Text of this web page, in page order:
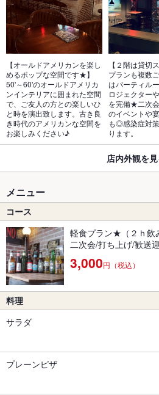
【オールドアメリカンを楽し
めるポップな空間です★】
50'～60'のオールドアメリカ
ンインテリアに囲まれた空間
で、ご友人の方との楽しいひ
と時を演出致します。古き良
き時代のアメリカンな空間を
お楽しみください♪
【２階は貸切
プランも複数
はパーティル
ロジェクター
を完備★二次
のイベントや
も◎感染症対
ります。
店内外観を
メニュー
コース
軽食プラン★（２ｈ
二次会/打ち上げ/歓送
3,000円（税込）
料理
サラダ
プレーンピザ